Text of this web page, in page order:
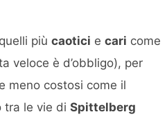
più caotici e cari come
veloce è d’obbligo), per
meno costosi come il
tra le vie di Spittelberg